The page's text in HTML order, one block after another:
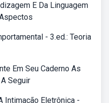
E Da Linguagem
- 3.ed.: Teoria
Em Seu Caderno As
Seguir
Intimação Eletrônica -